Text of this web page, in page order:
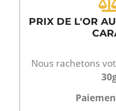
PRIX DE L'OR
Nous rachetons